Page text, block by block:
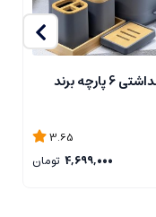
ست بهداشتی 6 پارچه برند
3.65
4,699,000 تومان